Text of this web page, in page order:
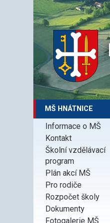
MŠ HNÁTNICE
Informace o MŠ
Kontakt
Školní vzdělávací
program
Plán akcí MŠ
Pro rodiče
Rozpočet školy
Dokumenty
Fotogalerie MŠ